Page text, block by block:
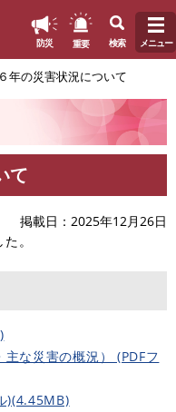
防災 重要 検索 メニュー
年の災害状況について
て
掲載日
2025年12月26日
。
な災害の概況） (PDFフ
)(4.45MB)